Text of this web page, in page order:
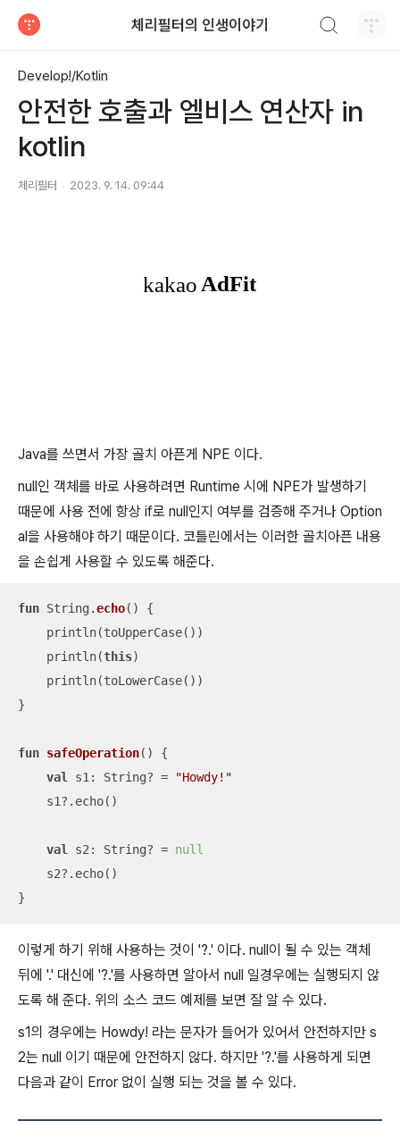
체리필터의 인생이야기
Develop!/Kotlin
안전한 호출과 엘비스 연산자 in
kotlin
체리필터 2023. 9. 14. 09:44
Java를 쓰면서 가장 골치 아픈게 NPE 이다.
null인 객체를 바로 사용하려면 Runtime 시에 NPE가 발생하기
때문에 사용 전에 항상 if로 null인지 여부를 검증해 주거나 Option
al을 사용해야 하기 때문이다. 코틀린에서는 이러한 골치아픈 내용
을 손쉽게 사용할 수 있도록 해준다.
fun String.echo()
{
    println(toUpperCase())
    println(
this)
    println(toLowerCase())
}
fun safeOperation()
{
val
s1: String? =
"Howdy!"
    s1?.echo()
val s2: String? = null
    s2?.echo()
}
이렇게 하기 위해 사용하는 것이 '?.' 이다. null이 될 수 있는 객체
뒤에 '.' 대신에 '?.'를 사용하면 알아서 null 일경우에는 실행되지 않
도록 해 준다. 위의 소스 코드 예제를 보면 잘 알 수 있다.
s1의 경우에는 Howdy! 라는 문자가 들어가 있어서 안전하지만 s
2는 null 이기 때문에 안전하지 않다. 하지만 '?.'를 사용하게 되면
다음과 같이 Error 없이 실행 되는 것을 볼 수 있다.